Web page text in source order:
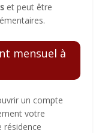
et peut être
mensuel à
un compte
votre
résidence